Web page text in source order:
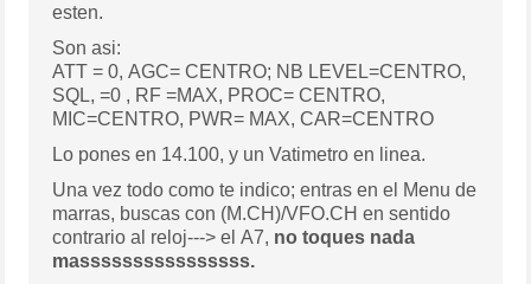
esten.
Son asi:
ATT = 0, AGC= CENTRO; NB LEVEL=CENTRO,
SQL, =0 , RF =MAX, PROC= CENTRO,
MIC=CENTRO, PWR= MAX, CAR=CENTRO
Lo pones en 14.100, y un Vatimetro en linea.
Una vez todo como te indico; entras en el Menu de
marras, buscas con (M.CH)/VFO.CH en sentido
contrario al reloj---> el A7, no toques nada
massssssssssssssss.